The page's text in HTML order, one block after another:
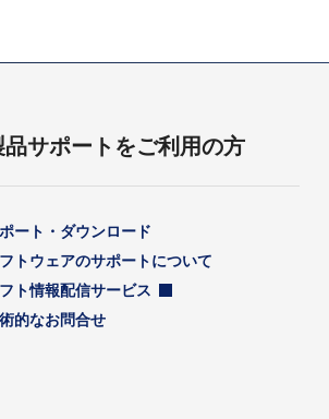
品サポートをご利用の方
ート・ダウンロード
トウェアのサポートについて
ト情報配信サービス
的なお問合せ